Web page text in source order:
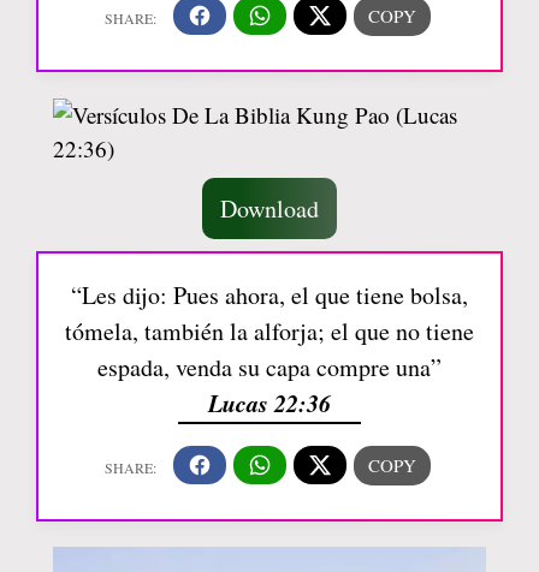
Download
“Les dijo: Pues ahora, el que tiene bolsa,
tómela, también la alforja; el que no tiene
espada, venda su capa compre una”
Lucas 22:36